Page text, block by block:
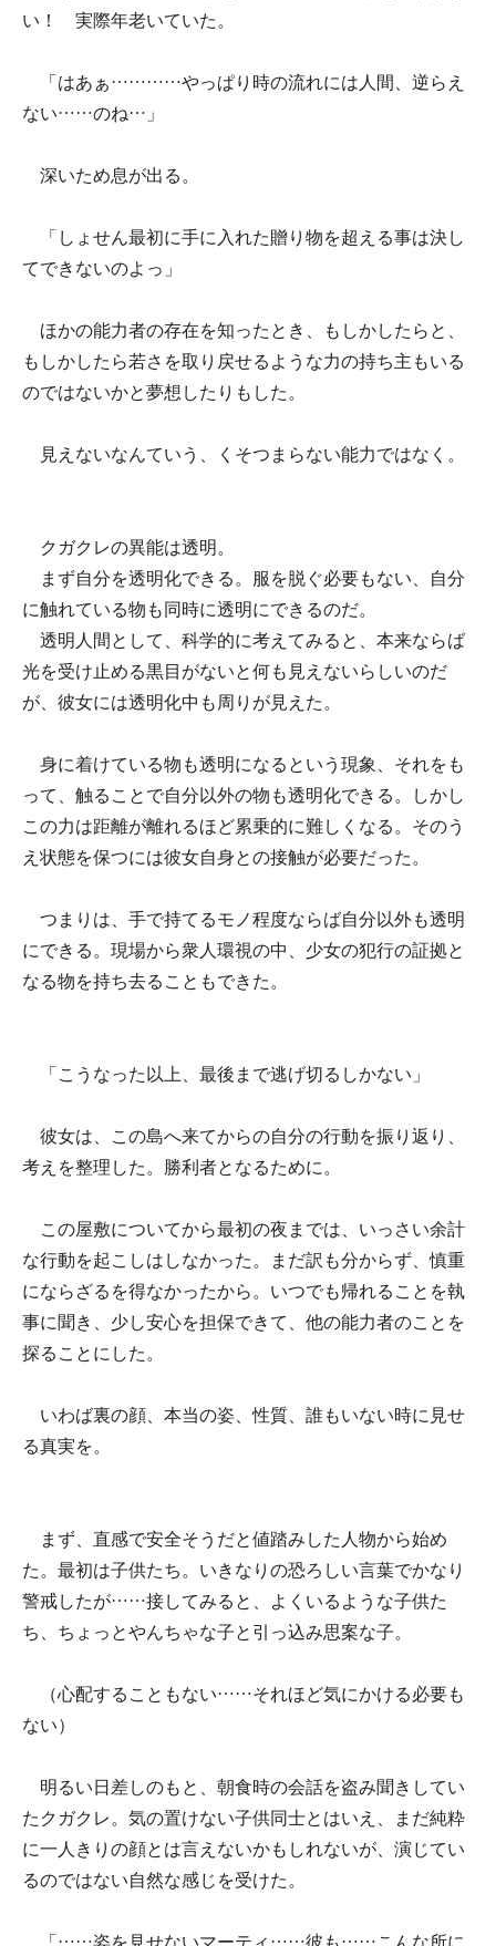
い！ 実際年老いていた。
「はあぁ…………やっぱり時の流れには人間、逆らえ
ない……のね…」
深いため息が出る。
「しょせん最初に手に入れた贈り物を超える事は決し
てできないのよっ」
ほかの能力者の存在を知ったとき、もしかしたらと、
もしかしたら若さを取り戻せるような力の持ち主もいる
のではないかと夢想したりもした。
見えないなんていう、くそつまらない能力ではなく。
クガクレの異能は透明。
まず自分を透明化できる。服を脱ぐ必要もない、自分
に触れている物も同時に透明にできるのだ。
透明人間として、科学的に考えてみると、本来ならば
光を受け止める黒目がないと何も見えないらしいのだ
が、彼女には透明化中も周りが見えた。
身に着けている物も透明になるという現象、それをも
って、触ることで自分以外の物も透明化できる。しかし
この力は距離が離れるほど累乗的に難しくなる。そのう
え状態を保つには彼女自身との接触が必要だった。
つまりは、手で持てるモノ程度ならば自分以外も透明
にできる。現場から衆人環視の中、少女の犯行の証拠と
なる物を持ち去ることもできた。
「こうなった以上、最後まで逃げ切るしかない」
彼女は、この島へ来てからの自分の行動を振り返り、
考えを整理した。勝利者となるために。
この屋敷についてから最初の夜までは、いっさい余計
な行動を起こしはしなかった。まだ訳も分からず、慎重
にならざるを得なかったから。いつでも帰れることを執
事に聞き、少し安心を担保できて、他の能力者のことを
探ることにした。
いわば裏の顔、本当の姿、性質、誰もいない時に見せ
る真実を。
まず、直感で安全そうだと値踏みした人物から始め
た。最初は子供たち。いきなりの恐ろしい言葉でかなり
警戒したが……接してみると、よくいるような子供た
ち、ちょっとやんちゃな子と引っ込み思案な子。
（心配することもない……それほど気にかける必要も
ない）
明るい日差しのもと、朝食時の会話を盗み聞きしてい
たクガクレ。気の置けない子供同士とはいえ、まだ純粋
に一人きりの顔とは言えないかもしれないが、演じてい
るのではない自然な感じを受けた。
「……姿を見せないマーティ……彼も……こんな所に